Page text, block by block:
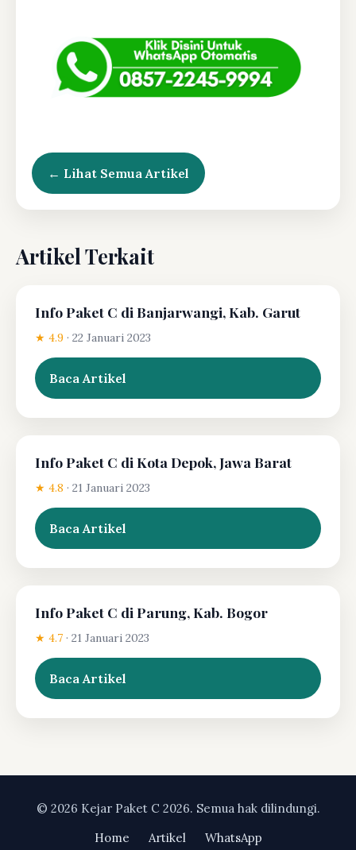
← Lihat Semua Artikel
Artikel Terkait
Info Paket C di Banjarwangi, Kab. Garut
★ 4.9 · 22 Januari 2023
Baca Artikel
Info Paket C di Kota Depok, Jawa Barat
★ 4.8 · 21 Januari 2023
Baca Artikel
Info Paket C di Parung, Kab. Bogor
★ 4.7 · 21 Januari 2023
Baca Artikel
© 2026 Kejar Paket C 2026. Semua hak dilindungi.
Home
Artikel WhatsApp